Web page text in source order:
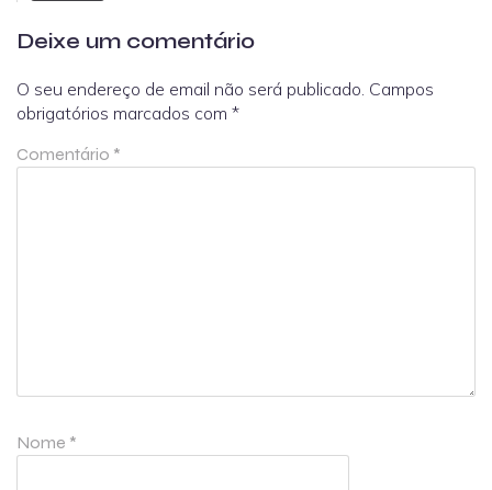
Deixe um comentário
O seu endereço de email não será publicado. Campos
obrigatórios marcados com *
Comentário *
Nome *